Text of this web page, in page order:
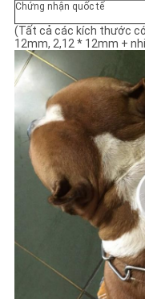
Chứng nhận quốc tế
(Tất cả các kích thước
12mm, 2,12 * 12mm +